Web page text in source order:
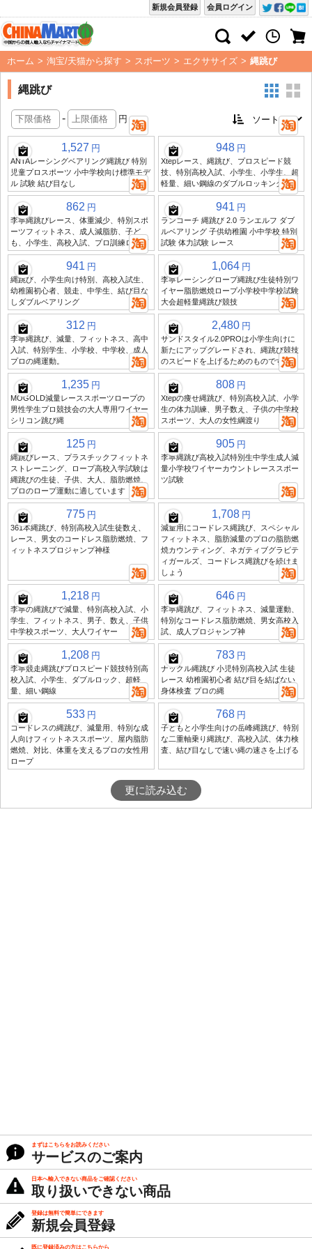
会員ログイン
新規会員登録
ホーム > 淘宝/天猫から探す > スポーツ > エクササイズ > 縄跳び
縄跳び
- 円
1,527 円
ANTAレーシングベアリング縄跳び 特別
児童プロスポーツ 小中学校向け標準モデ
ル 試験 結び目なし
948 円
Xtepレース、縄跳び、プロスピード競
技、特別高校入試、小学生、小学生、超
軽量、細い鋼線のダブルロッキング
862 円
李寧縄跳びレース、体重減少、特別スポ
ーツフィットネス、成人減脂肪、子ど
も、小学生、高校入試、プロ訓練ロープ
941 円
ランコーチ 縄跳び 2.0 ランエルフ ダブ
ルベアリング 子供幼稚園 小中学校 特別
試験 体力試験 レース
941 円
縄跳び、小学生向け特別、高校入試生、
幼稚園初心者、競走、中学生、結び目な
しダブルベアリング
1,064 円
李寧レーシングロープ縄跳び生徒特別ワ
イヤー脂肪燃焼ロープ小学校中学校試験
大会超軽量縄跳び競技
312 円
李寧縄跳び、減量、フィットネス、高中
入試、特別学生、小学校、中学校、成人
プロの縄運動。
2,480 円
サンドスタイル2.0PROは小学生向けに
新たにアップグレードされ、縄跳び競技
のスピードを上げるためのものです
1,235 円
MOGOLD減量レーススポーツロープの
男性学生プロ競技会の大人専用ワイヤー
シリコン跳び縄
808 円
Xtepの痩せ縄跳び、特別高校入試、小学
生の体力訓練、男子数え、子供の中学校
スポーツ、大人の女性綱渡り
125 円
縄跳びレース、プラスチックフィットネ
ストレーニング、ロープ高校入学試験は
縄跳びの生徒、子供、大人、脂肪燃焼、
プロのロープ運動に適しています
905 円
李寧縄跳び高校入試特別生中学生成人減
量小学校ワイヤーカウントレーススポー
ツ試験
775 円
361本縄跳び、特別高校入試生徒数え、
レース、男女のコードレス脂肪燃焼、フ
ィットネスプロジャンプ神様
1,708 円
減量用にコードレス縄跳び、スペシャル
フィットネス、脂肪減量のプロの脂肪燃
焼カウンティング、ネガティブグラビテ
ィガールズ、コードレス縄跳びを続けま
しょう
1,218 円
李寧の縄跳びで減量、特別高校入試、小
学生、フィットネス、男子、数え、子供
中学校スポーツ、大人ワイヤー
646 円
李寧縄跳び、フィットネス、減量運動、
特別なコードレス脂肪燃焼、男女高校入
試、成人プロジャンプ神
1,208 円
李寧競走縄跳びプロスピード競技特別高
校入試、小学生、ダブルロック、超軽
量、細い鋼線
783 円
ナックル縄跳び 小児特別高校入試 生徒
レース 幼稚園初心者 結び目を結ばない
身体検査 プロの縄
533 円
コードレスの縄跳び、減量用、特別な成
人向けフィットネススポーツ、屋内脂肪
燃焼、対比、体重を支えるプロの女性用
ロープ
768 円
子どもと小学生向けの岳峰縄跳び、特別
な二重軸乗り縄跳び、高校入試、体力検
査、結び目なしで速い縄の速さを上げる
更に読み込む
まずはこちらをお読みください
サービスのご案内
日本へ輸入できない商品をご確認ください
取り扱いできない商品
登録は無料で簡単にできます
新規会員登録
既に登録済みの方はこちらから